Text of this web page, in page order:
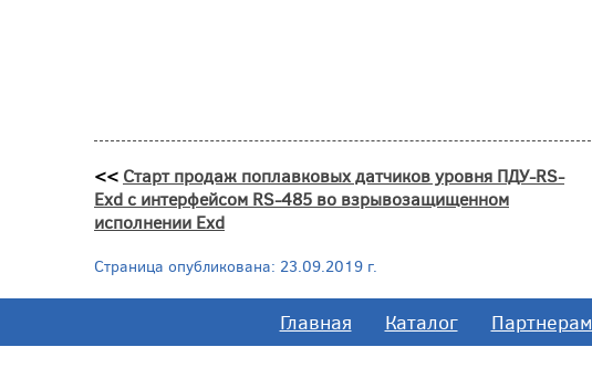
<< Старт продаж поплавковых датчиков уровня ПДУ-RS-
Exd с интерфейсом RS-485 во взрывозащищенном
исполнении Exd
Страница опубликована: 23.09.2019 г.
Главная Каталог Партнерам